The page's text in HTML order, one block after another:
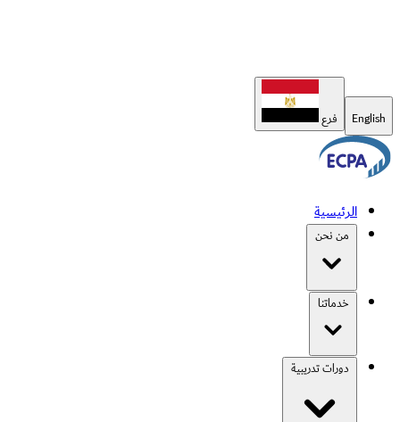
English فرع
الرئيسية
من نحن
خدماتنا
دورات تدريبية